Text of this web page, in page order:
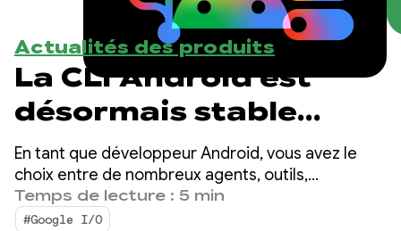
Actualités des produits
La CLI Android est
désormais stable
(version 1.0) :
accélérez le
développement pour
En tant que développeur Android, vous avez le
choix entre de nombreux agents, outils,
interfaces de ligne de commande (CLI) et LLM à
utiliser pour le développement d'applications.
Temps de lecture : 5 min
#Google I/O